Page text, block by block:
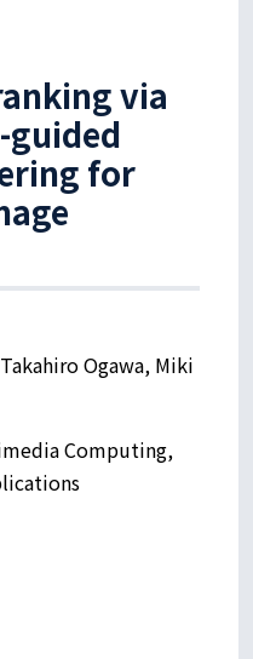
via
for
Ogawa, Miki
Computing,